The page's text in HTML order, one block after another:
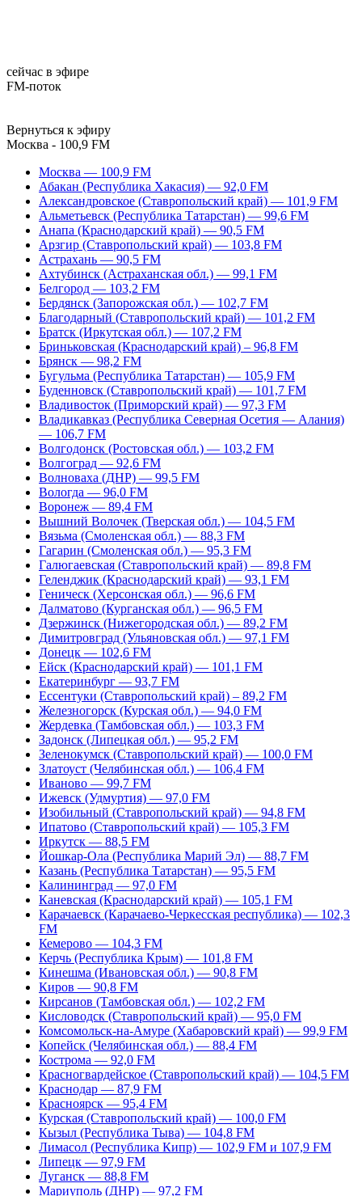
сейчас в эфире
FM-поток
Вернуться к эфиру
Москва - 100,9 FM
Москва — 100,9 FM
Абакан (Республика Хакасия) — 92,0 FM
Александровское (Ставропольский край) — 101,9 FM
Альметьевск (Республика Татарстан) — 99,6 FM
Анапа (Краснодарский край) — 90,5 FM
Арзгир (Ставропольский край) — 103,8 FM
Астрахань — 90,5 FM
Ахтубинск (Астраханская обл.) — 99,1 FM
Белгород — 103,2 FM
Бердянск (Запорожская обл.) — 102,7 FM
Благодарный (Ставропольский край) — 101,2 FM
Братск (Иркутская обл.) — 107,2 FM
Бриньковская (Краснодарский край) – 96,8 FM
Брянск — 98,2 FM
Бугульма (Республика Татарстан) — 105,9 FM
Буденновск (Ставропольский край) — 101,7 FM
Владивосток (Приморский край) — 97,3 FM
Владикавказ (Республика Северная Осетия — Алания)
— 106,7 FM
Волгодонск (Ростовская обл.) — 103,2 FM
Волгоград — 92,6 FM
Волноваха (ДНР) — 99,5 FM
Вологда — 96,0 FM
Воронеж — 89,4 FM
Вышний Волочек (Тверская обл.) — 104,5 FM
Вязьма (Смоленская обл.) — 88,3 FM
Гагарин (Смоленская обл.) — 95,3 FM
Галюгаевская (Ставропольский край) — 89,8 FM
Геленджик (Краснодарский край) — 93,1 FM
Геническ (Херсонская обл.) — 96,6 FM
Далматово (Курганская обл.) — 96,5 FM
Дзержинск (Нижегородская обл.) — 89,2 FM
Димитровград (Ульяновская обл.) — 97,1 FM
Донецк — 102,6 FM
Ейск (Краснодарский край) — 101,1 FM
Екатеринбург — 93,7 FM
Ессентуки (Ставропольский край) – 89,2 FM
Железногорск (Курская обл.) — 94,0 FM
Жердевка (Тамбовская обл.) — 103,3 FM
Задонск (Липецкая обл.) — 95,2 FM
Зеленокумск (Ставропольский край) — 100,0 FM
Златоуст (Челябинская обл.) — 106,4 FM
Иваново — 99,7 FM
Ижевск (Удмуртия) — 97,0 FM
Изобильный (Ставропольский край) — 94,8 FM
Ипатово (Ставропольский край) — 105,3 FM
Иркутск — 88,5 FM
Йошкар-Ола (Республика Марий Эл) — 88,7 FM
Казань (Республика Татарстан) — 95,5 FM
Калининград — 97,0 FM
Каневская (Краснодарский край) — 105,1 FM
Карачаевск (Карачаево-Черкесская республика) — 102,3
FM
Кемерово — 104,3 FM
Керчь (Республика Крым) — 101,8 FM
Кинешма (Ивановская обл.) — 90,8 FM
Киров — 90,8 FM
Кирсанов (Тамбовская обл.) — 102,2 FM
Кисловодск (Ставропольский край) — 95,0 FM
Комсомольск-на-Амуре (Хабаровский край) — 99,9 FM
Копейск (Челябинская обл.) — 88,4 FM
Кострома — 92,0 FM
Красногвардейское (Ставропольский край) — 104,5 FM
Краснодар — 87,9 FM
Красноярск — 95,4 FM
Курская (Ставропольский край) — 100,0 FM
Кызыл (Республика Тыва) — 104,8 FM
Лимасол (Республика Кипр) — 102,9 FM и 107,9 FM
Липецк — 97,9 FM
Луганск — 88,8 FM
Мариуполь (ДНР) — 97,2 FM